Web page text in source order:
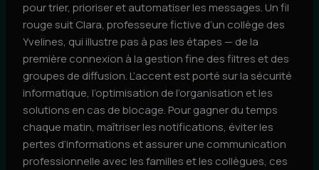
pour trier, prioriser et automatiser les messages. Un fil
rouge suit Clara, professeure fictive d’un collège des
Yvelines, qui illustre pas à pas les étapes — de la
première connexion à la gestion fine des filtres et des
groupes de diffusion. L’accent est porté sur la sécurité
informatique, l’optimisation de l’organisation et les
solutions en cas de blocage. Pour gagner du temps
chaque matin, maîtriser les notifications, éviter les
pertes d’informations et assurer une communication
professionnelle avec les familles et les collègues, ces